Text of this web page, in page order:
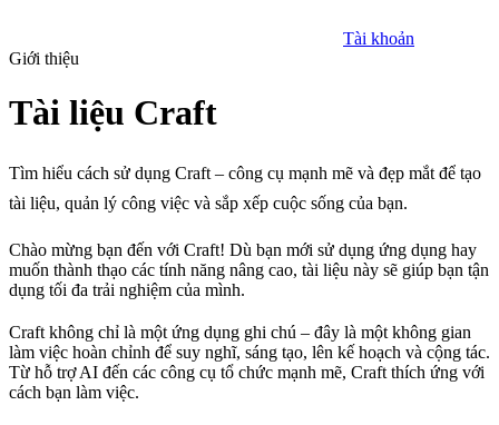
Tài khoản
Giới thiệu
Tài liệu Craft
Tìm hiểu cách sử dụng Craft – công cụ mạnh mẽ và đẹp mắt để tạo
tài liệu, quản lý công việc và sắp xếp cuộc sống của bạn.
Chào mừng bạn đến với Craft! Dù bạn mới sử dụng ứng dụng hay
muốn thành thạo các tính năng nâng cao, tài liệu này sẽ giúp bạn tận
dụng tối đa trải nghiệm của mình.
Craft không chỉ là một ứng dụng ghi chú – đây là một không gian
làm việc hoàn chỉnh để suy nghĩ, sáng tạo, lên kế hoạch và cộng tác.
Từ hỗ trợ AI đến các công cụ tổ chức mạnh mẽ, Craft thích ứng với
cách bạn làm việc.